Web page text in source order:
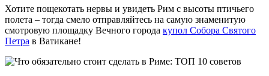
Хотите пощекотать нервы и увидеть Рим с высоты птичьего
полета – тогда смело отправляйтесь на самую знаменитую
смотровую площадку Вечного города купол Собора Святого
Петра в Ватикане!